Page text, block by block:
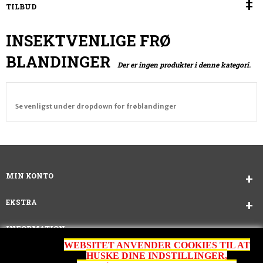
TILBUD
INSEKTVENLIGE FRØ
BLANDINGER
Der er ingen produkter i denne kategori.
Se venligst under dropdown for frøblandinger
MIN KONTO
EKSTRA
INFORMATION
WEBSITET ANVENDER COOKIES TIL AT
HUSKE DINE INDSTILLINGER,